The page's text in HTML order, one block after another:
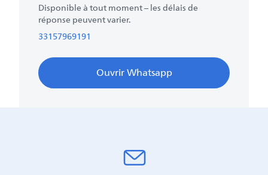
Disponible à tout moment – les délais de
réponse peuvent varier.
33157969191
Ouvrir Whatsapp